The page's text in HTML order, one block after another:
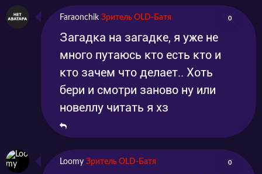
Faraonchik Зритель OLD-Батя 0
Загадка на загадке, я уже не
много путаюсь кто есть кто и
кто зачем что делает.. Хоть
бери и смотри заново ну или
новеллу читать я хз
Loomy Зритель OLD-Батя 0